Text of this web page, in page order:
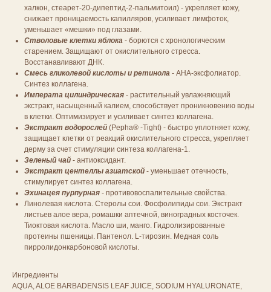
халкон, стеарет-20-дипептид-2-пальмитоил) - укрепляет кожу,
снижает проницаемость капилляров, усиливает лимфоток,
уменьшает «мешки» под глазами.
Стволовые клетки яблока - борются с хронологическим
старением. Защищают от окислительного стресса.
Восстанавливают ДНК.
Смесь гликолевой кислоты и ретинола - АНА-эксфолиатор.
Синтез коллагена.
Императа цилиндрическая - растительный увлажняющий
экстракт, насыщенный калием, способствует проникновению воды
в клетки. Оптимизирует и усиливает синтез коллагена.
Экстракт водорослей (Pepha® -Tight) - быстро уплотняет кожу,
защищает клетки от реакций окислительного стресса, укрепляет
дерму за счет стимуляции синтеза коллагена-1.
Зеленый чай - антиоксидант.
Экстракт центеллы азиатской - уменьшает отечность,
стимулирует синтез коллагена.
Эхинацея пурпурная - противовоспалительные свойства.
Линолевая кислота. Стеролы сои. Фосфолипиды сои. Экстракт
листьев алое вера, ромашки аптечной, виноградных косточек.
Тиоктовая кислота. Масло ши, манго. Гидролизированные
протеины пшеницы. Пантенол. L-тирозин. Медная соль
пирролидонкарбоновой кислоты.
Ингредиенты
AQUA, ALOE BARBADENSIS LEAF JUICE, SODIUM HYALURONATE,